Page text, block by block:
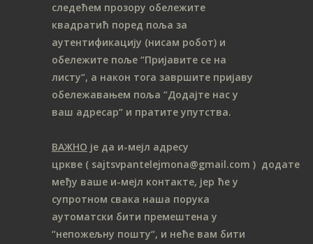
следећем прозору обележите
квадратић поред поља за
аутентификацију (нисам робот) и
обележите поље “Пријавите се на
листу“, а након тога завршите пријаву
обележавањем поља “Додајте нас у
ваш адресар“ и пратите упутства.
ВАЖНО је да и-мејл адресу
цркве ( sajtsvpantelejmona@gmail.com ) додате
међу ваше и-мејл контакте, јер ће у
супротном свака наша порука
аутоматски бити премештена у
“непожељну пошту“, и неће вам бити